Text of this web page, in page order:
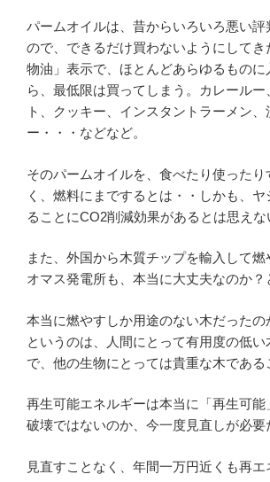
パームオイルは、昔からいろいろ悪い評
ので、できるだけ買わないようにしてき
物油」表示で、ほとんどあらゆるものに
ら、最低限は買ってしまう。カレールー
ト、クッキー、インスタントラーメン
ー・・・などなど。
そのパームオイルを、食べたり使ったり
く、燃料にまでするとは・・しかも、
ることにCO2削減効果があるとは思えな
また、外国から木質チップを輸入して燃
オマス発電所も、本当に大丈夫なのか？
本当に燃やすしか用途のない木だったの
というのは、人間にとって有用度の低い
で、他の生物にとっては貴重な木である
再生可能エネルギーは本当に「再生可能
破壊ではないのか、今一度見直しが必要
見直すことなく、年間一万円近くも再エ